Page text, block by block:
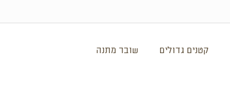
קטנים גדולים שובר מתנה